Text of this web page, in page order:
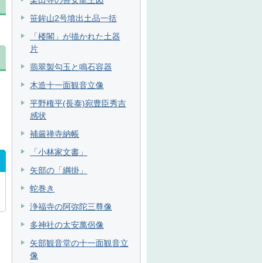
笹鉾山2号墳出土品一括
「楼閣」が描かれた土器
片
翡翠製勾玉と鳴石容器
木造十一面観音立像
平野権平(長泰)宛豊臣秀吉
感状
補厳禅寺納帳
「小林家文書」
矢部の「綱掛」
蛇巻き
浄福寺の阿弥陀三尊像
多神社の太安萬侶像
矢部観音堂の十一面観音立
像